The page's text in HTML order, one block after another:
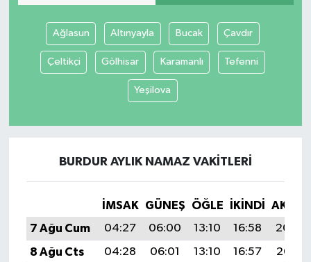
Ağlasun Altınyayla Bucak Çavdır
Çeltikçi Gölhisar Karamanlı Tefenni
Yeşilova
BURDUR AYLIK NAMAZ VAKITLERI
İMSAK GÜNEŞ ÖĞLE İKINDI
7 Ağu Cum
04:27 06:00 13:10 16:58
20:09
8 Ağu Cts
04:28 06:01 13:10 16:57
20:08
SİYASET
SPOR